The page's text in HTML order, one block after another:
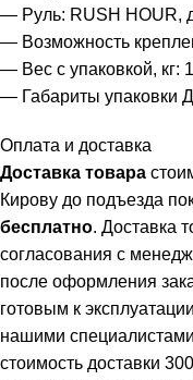
— Руль: RUSH HOUR,
— Возможность
— Вес с упаковкой, кг:
— Габариты упаковки
Оплата и доставка
Доставка товара
Кирову до подъезда
бесплатно. Доставка
согласования с
после оформления
готовым к
нашими
стоимость доставки